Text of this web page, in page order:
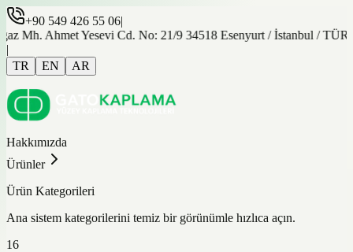
+90 549 426 55 06|
Mh. Ahmet Yesevi Cd. No: 21/9 34518 Esenyurt / İstanbul /
|
TR
EN AR
Hakkımızda
Ürünler
Ürün Kategorileri
Ana sistem kategorilerini temiz bir görünümle hızlıca açın.
16